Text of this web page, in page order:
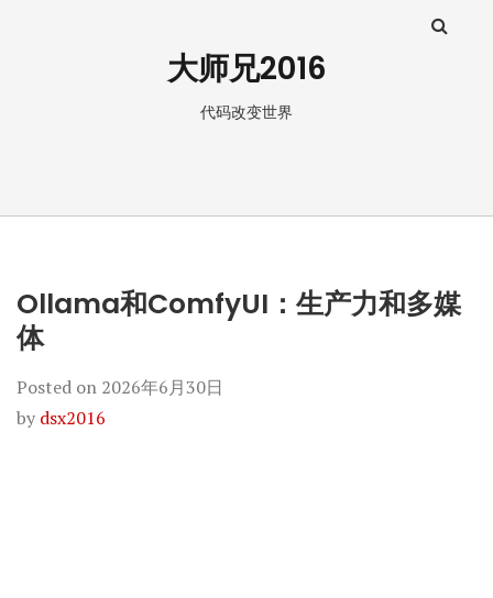
大师兄2016
代码改变世界
Ollama和ComfyUI：生产力和多媒
体
Posted on 2026年6月30日
by dsx2016